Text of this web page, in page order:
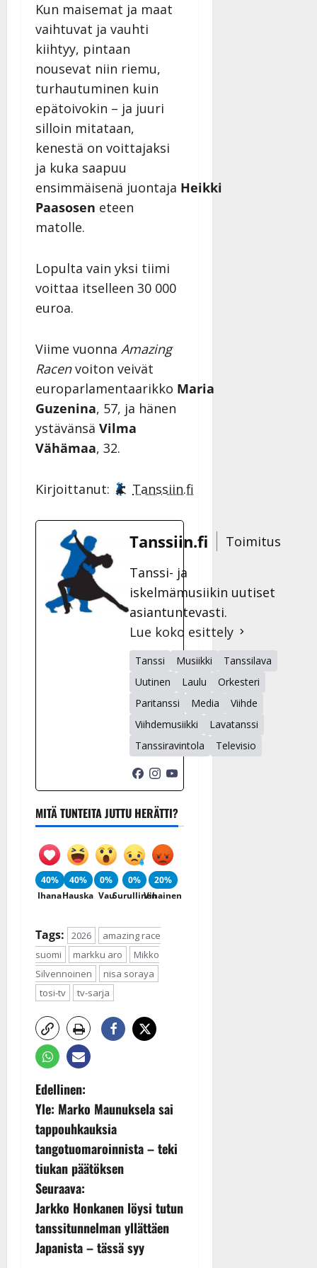
Kun maisemat ja maat
vaihtuvat ja vauhti
kiihtyy, pintaan
nousevat niin riemu,
turhautuminen kuin
epätoivokin – ja juuri
silloin mitataan,
kenestä on voittajaksi
ja kuka saapuu
ensimmäisenä juontaja Heikki
Paasosen eteen
matolle.
Lopulta vain yksi tiimi
voittaa itselleen 30 000
euroa.
Viime vuonna Amazing
Racenvoiton veivät
europarlamentaarikko Maria
Guzenina, 57, ja hänen
ystävänsä Vilma
Vähämaa, 32.
Kirjoittanut: Tanssiin.fi
Tanssiin.fi
Toimitus
Tanssi- ja
iskelmämusiikin uutiset
asiantuntevasti.
Lue koko esittely
Tanssi Musiikki
Tanssilava
Uutinen
Laulu
Orkesteri
Paritanssi
Media
Viihde
Viihdemusiikki
Lavatanssi
Tanssiravintola
Televisio
MITÄ TUNTEITA JUTTU HERÄTTI?
40%
Ihana
40%
Hauska
0%
Vau
0%
Surullinen
20%
Vihainen
Tags: 2026
amazing race
suomi
markku aro
Mikko
Silvennoinen
nisa soraya
tosi-tv
tv-sarja
P
o
s
t
n
a
Edellinen:
Yle: Marko Maunuksela sai
tappouhkauksia
tangotuomaroinnista – teki
tiukan päätöksen
Seuraava:
Jarkko Honkanen löysi tutun
tanssitunnelman yllättäen
Japanista – tässä syy